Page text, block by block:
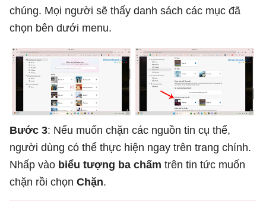
chúng. Mọi người sẽ thấy danh sách các mục đã
chọn bên dưới menu.
Bước 3: Nếu muốn chặn các nguồn tin cụ thể,
người dùng có thể thực hiện ngay trên trang chính.
Nhấp vào biểu tượng ba chấm trên tin tức muốn
chặn rồi chọn Chặn.